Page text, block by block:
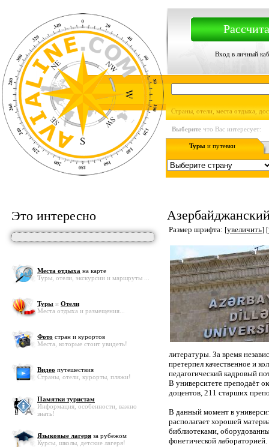
Вход в личный
Страны, отели, места отдыха,
Выберите что Вас интересует:
Туры и путевки
Это интересно
Места отдыха на карте
Туры, отели, экскурсии и маршруты ...
Туры и Отели
Места отдыха и размещения...
Фото стран и курортов
Места, которые стоит увидеть!
Видео путешествия
Страны, отели, курорты, пляжи!
Памятки туристам
Информация, особенности, важно
знать!
Языковые лагеря за рубежом
Курсы, школы, детские лагеря!
Размер шрифта: [увеличить] [
литературы. За время
претерпел качественное и
педагогический кадровый
В университете преподаёт
доцентов, 211 старших
В данный момент в
располагает хорошей
библиотеками,
фонетической лабораторией.